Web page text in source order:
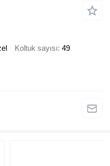
Koltuk sayısı 49